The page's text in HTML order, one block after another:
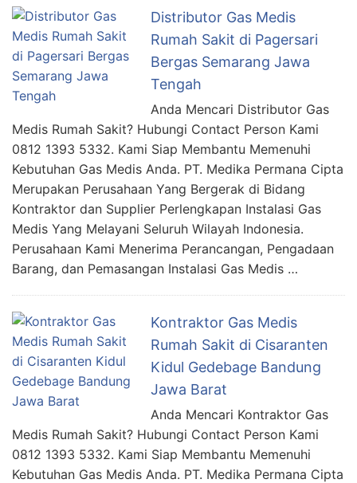
Distributor Gas Medis
Rumah Sakit di Pagersari
Bergas Semarang Jawa
Tengah
Anda Mencari Distributor Gas
Medis Rumah Sakit? Hubungi Contact Person Kami
0812 1393 5332. Kami Siap Membantu Memenuhi
Kebutuhan Gas Medis Anda. PT. Medika Permana Cipta
Merupakan Perusahaan Yang Bergerak di Bidang
Kontraktor dan Supplier Perlengkapan Instalasi Gas
Medis Yang Melayani Seluruh Wilayah Indonesia.
Perusahaan Kami Menerima Perancangan, Pengadaan
Barang, dan Pemasangan Instalasi Gas Medis …
Kontraktor Gas Medis
Rumah Sakit di Cisaranten
Kidul Gedebage Bandung
Jawa Barat
Anda Mencari Kontraktor Gas
Medis Rumah Sakit? Hubungi Contact Person Kami
0812 1393 5332. Kami Siap Membantu Memenuhi
Kebutuhan Gas Medis Anda. PT. Medika Permana Cipta